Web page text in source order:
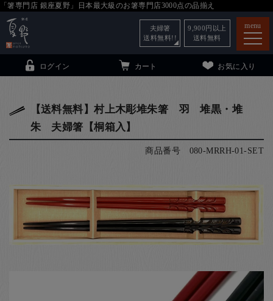
「箸専門店 銀座夏野」日本最大級のお箸専門店3000点の品揃え
menu
箸（贈答用・自宅用）
銀座夏野・箸長
こども和食器 小夏について
ご利用ガイド
ログイン カート お気に入り
夫婦箸
送料無料!!
9,900 円以上
送料無料
【送料無料】村上木彫堆朱箸 羽 堆黒・堆
朱 夫婦箸【桐箱入】
商品番号 080-MRRH-01-SET